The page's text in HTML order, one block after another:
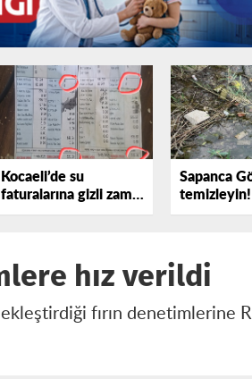
Kocaeli’de su
faturalarına gizli zam
iddiası
Sapanca
temizleyin!
hız verildi
fırın denetimlerine